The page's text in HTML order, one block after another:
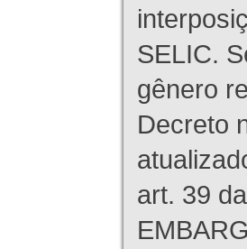
SELIC.
gênero
Decreto
art. 39